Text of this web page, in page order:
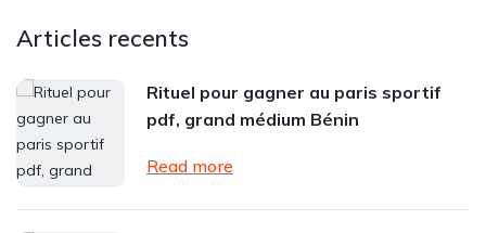
Articles recents
Rituel pour gagner au paris sportif
pdf, grand médium Bénin
Read more